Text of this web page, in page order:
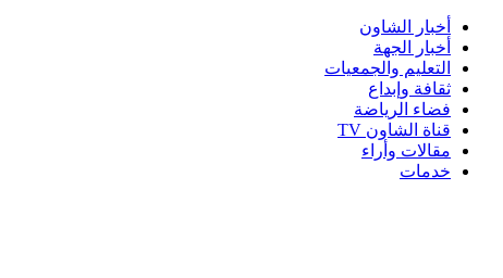
أخبار الشاون
أخبار الجهة
التعليم والجمعيات
ثقافة وإبداع
فضاء الرياضة
قناة الشاون TV
مقالات وأراء
خدمات